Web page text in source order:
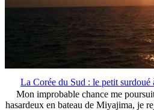
La Corée du Sud : le petit surdoué
Mon improbable chance me
hasardeux en bateau de Miyajima, je